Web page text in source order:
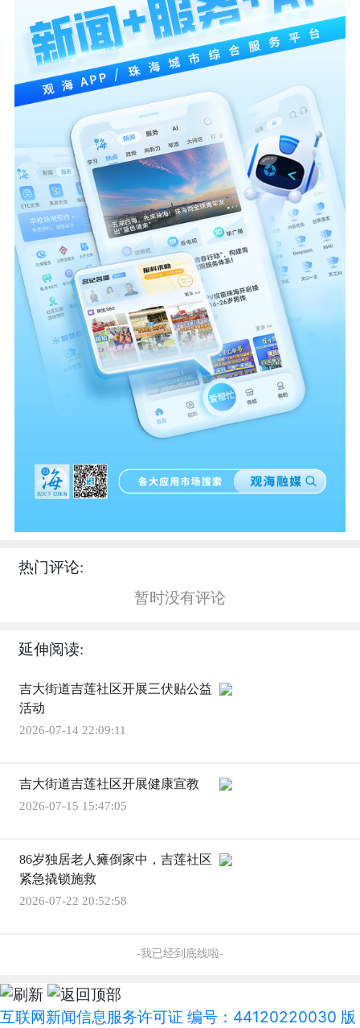
热门评论:
暂时没有评论
延伸阅读:
吉大街道吉莲社区开展三伏贴公益
活动
2026-07-14 22:09:11
吉大街道吉莲社区开展健康宣教
2026-07-15 15:47:05
86岁独居老人瘫倒家中，吉莲社区
紧急撬锁施救
2026-07-22 20:52:58
-我已经到底线啦-
互联网新闻信息服务许可证 编号：44120220030 版